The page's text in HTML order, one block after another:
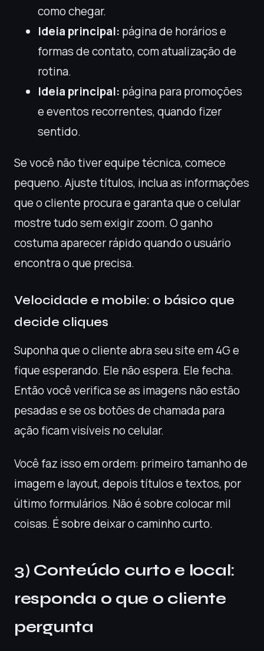
como chegar.
Ideia principal: página de horários e
formas de contato, com atualização de
rotina.
Ideia principal: página para promoções
e eventos recorrentes, quando fizer
sentido.
Se você não tiver equipe técnica, comece
pequeno. Ajuste títulos, inclua as informações
que o cliente procura e garanta que o celular
mostre tudo sem exigir zoom. O ganho
costuma aparecer rápido quando o usuário
encontra o que precisa.
Velocidade e mobile: o básico que
decide cliques
Suponha que o cliente abra seu site em 4G e
fique esperando. Ele não espera. Ele fecha.
Então você verifica se as imagens não estão
pesadas e se os botões de chamada para
ação ficam visíveis no celular.
Você faz isso em ordem: primeiro tamanho de
imagem e layout, depois títulos e textos, por
último formulários. Não é sobre colocar mil
coisas. É sobre deixar o caminho curto.
3) Conteúdo curto e local:
responda o que o cliente
pergunta